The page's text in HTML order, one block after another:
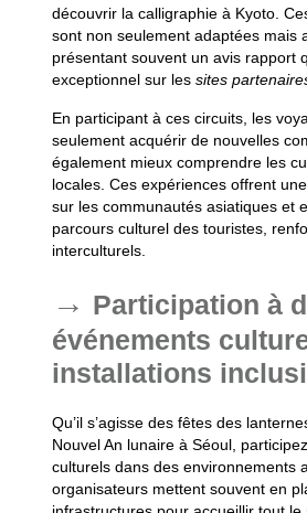
découvrir la calligraphie à Kyoto.
sont non seulement adaptées mais
présentant souvent un avis rapport
exceptionnel sur les sites
En participant à ces circuits, les
seulement acquérir de nouvelles
également mieux comprendre les
locales. Ces expériences offrent
sur les communautés asiatiques et
parcours culturel des touristes,
interculturels.
Participation à
événements
installations
Qu’il s’agisse des fêtes des
Nouvel An lunaire à Séoul,
culturels dans des environnements
organisateurs mettent souvent en